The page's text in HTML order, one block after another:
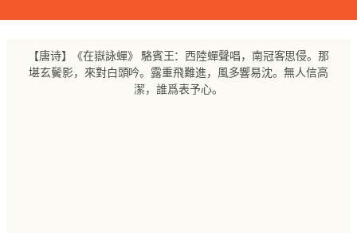
跳
【唐诗】《在嶽詠蟬》 駱賓王：西陸蟬聲唱，南冠客思侵。那
堪玄鬢影，來對白頭吟。露重飛難進，風多響易沈。無人信高
潔，誰爲表予心。